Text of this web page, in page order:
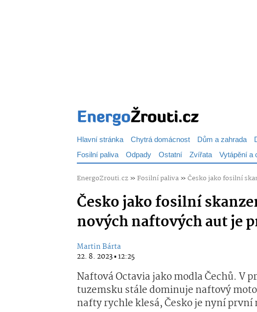
Hlavní stránka Chytrá domácnost Dům a zahrada
Fosilní paliva Odpady Ostatní Zvířata Vytápění a
EnergoZrouti.cz»Fosilní paliva»Česko jako fosilní
Česko jako fosilní
nových naftových aut je
Martin Bárta
22. 8. 2023 ▪ 12:25
Naftová Octavia jako modla Čechů. V
tuzemsku stále dominuje naftový
nafty rychle klesá, Česko je nyní první